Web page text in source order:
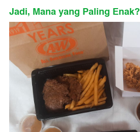
Jadi, Mana yang Paling Enak?